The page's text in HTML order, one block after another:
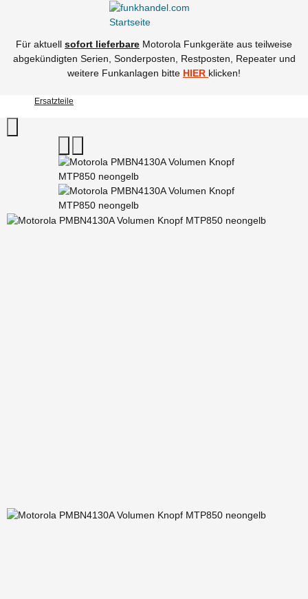
Für aktuell sofort lieferbare Motorola Funkgeräte aus teilweise
abgekündigten Serien, Sonderposten, Restposten, Repeater und
weitere Funkanlagen bitte HIER klicken!
Ersatzteile